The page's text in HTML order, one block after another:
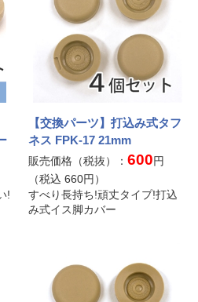
!
【交換パーツ】打込み式タフ
ネス FPK-17 21mm
販売価格（税抜）：600円
（税込660円）
すべり長持ち!頑丈タイプ!打込
み式イス脚カバー